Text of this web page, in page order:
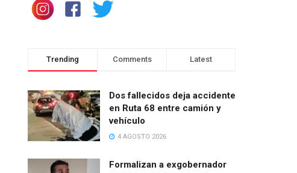
Trending Comments Latest
Dos fallecidos deja accidente
en Ruta 68 entre camión y
vehículo
4 AGOSTO 2026
Formalizan a exgobernador